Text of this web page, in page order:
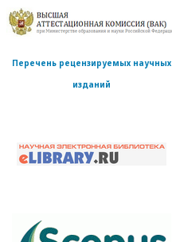
Перечень рецензируемых научных
изданий